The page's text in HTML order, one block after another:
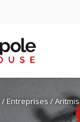
/ Entreprises / Aritmis